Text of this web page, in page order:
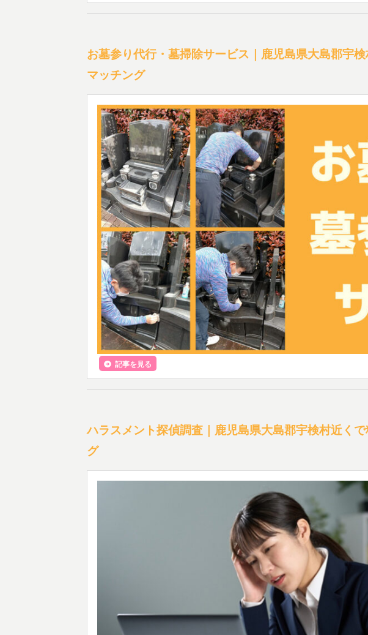
お墓参り代行・墓掃除サービス｜鹿児島県大島郡宇
マッチング
記事を見る
ハラスメント探偵調査｜鹿児島県大島郡宇検村近く
グ